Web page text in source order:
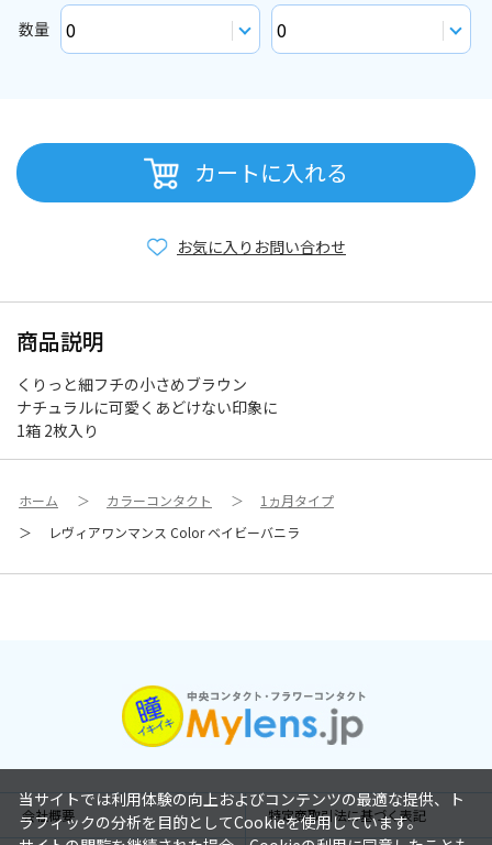
数量
カートに入れる
お気に入り お問い合わせ
商品説明
くりっと細フチの小さめブラウン
ナチュラルに可愛くあどけない印象に
1箱 2枚入り
ホーム ＞ カラーコンタクト ＞
1ヵ月タイプ
＞
レヴィアワンマンス Color ベイビーバニラ
会社概要 特定商取引法に基づく表記
当サイトでは利用体験の向上およびコンテンツの最適な提供、ト
ラフィックの分析を目的としてCookieを使用しています。